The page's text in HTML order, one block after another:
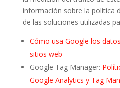
información sobre la política
de las soluciones utilizadas
Cómo usa Google los
sitios web
Google Tag Manager:
Google Analytics y Tag